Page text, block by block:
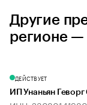
Другие
регионе —
ДЕЙСТВУЕТ
ИП Унаньян